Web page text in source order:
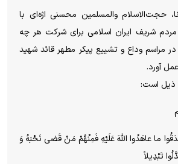
حجت‌الاسلام والمسلمین محسنی اژه‌ای با
شریف ایران اسلامی برای شرکت هر چه
مراسم وداع و تشییع پیکر مطهر قائد شهید
آورد.
ذیل است:
ما عاهَدُوا اللّهَ عَلَیْهِ فَمِنْهُمْ مَنْ قَضى نَحْبَهُ وَ
تَبْدِیلاً